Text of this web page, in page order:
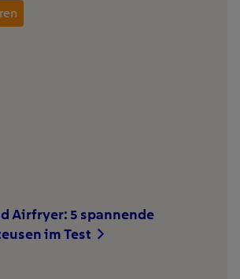
Airfryer: 5 spannende
im Test